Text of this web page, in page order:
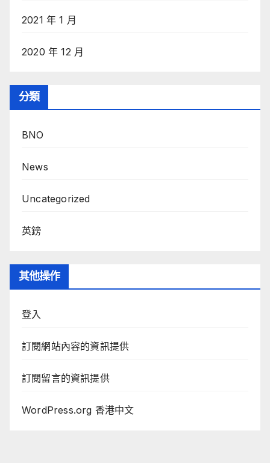
2021 年 1 月
2020 年 12 月
分類
BNO
News
Uncategorized
英鎊
其他操作
登入
訂閱網站內容的資訊提供
訂閱留言的資訊提供
WordPress.org 香港中文